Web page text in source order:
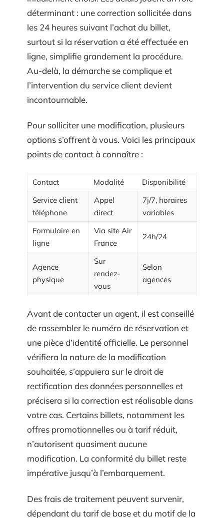
déterminant : une correction sollicitée dans
les 24 heures suivant l’achat du billet,
surtout si la réservation a été effectuée en
ligne, simplifie grandement la procédure.
Au-delà, la démarche se complique et
l’intervention du service client devient
incontournable.
Pour solliciter une modification, plusieurs
options s’offrent à vous. Voici les principaux
points de contact à connaître :
Contact Modalité
Disponibilité
Service client
téléphone
Appel
direct
7j/7, horaires
variables
Formulaire en
ligne
Via site Air
France
24h/24
Agence
physique
Sur
rendez-
vous
Selon
agences
Avant de contacter un agent, il est conseillé
de rassembler le numéro de réservation et
une pièce d’identité officielle. Le personnel
vérifiera la nature de la modification
souhaitée, s’appuiera sur le droit de
rectification des données personnelles et
précisera si la correction est réalisable dans
votre cas. Certains billets, notamment les
offres promotionnelles ou à tarif réduit,
n’autorisent quasiment aucune
modification. La conformité du billet reste
impérative jusqu’à l’embarquement.
Des frais de traitement peuvent survenir,
dépendant du tarif de base et du motif de la